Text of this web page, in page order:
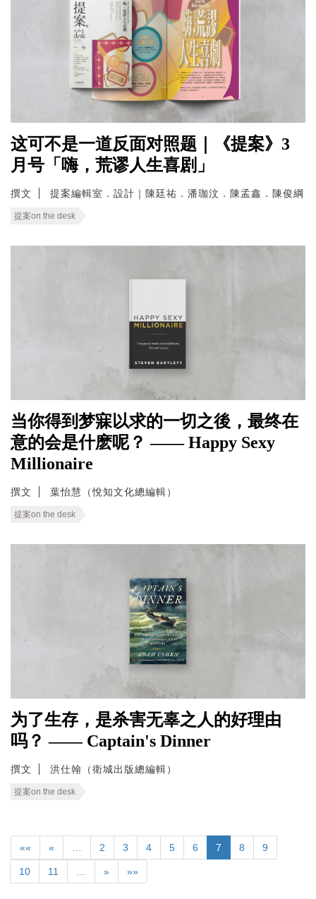
这可不是一道反面对照题｜《提案》3
月号「嗨，荒谬人生喜剧」
撰文 提案編輯室．設計｜陳廷祐．潘珈汶．陳孟鑫．陳俊綱
提案on the desk
当你得到梦寐以求的一切之後，最终在
意的会是什麽呢？ —— Happy Sexy
Millionaire
撰文 葉怡慧（悅知文化總編輯）
提案on the desk
为了生存，是杀害无辜之人的好理由
吗？ —— Captain's Dinner
撰文 洪仕翰（衛城出版總編輯）
提案on the desk
«« « 2 3 4 5 6 7 8 9
10 11 » »»